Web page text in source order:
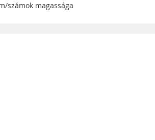
számok magassága